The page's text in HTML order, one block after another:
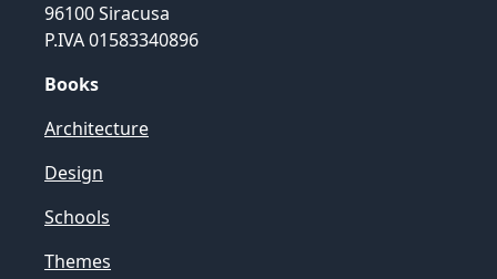
96100 Siracusa
P.IVA 01583340896
Books
Architecture
Design
Schools
Themes